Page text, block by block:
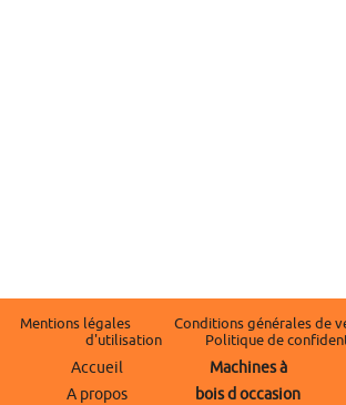
Mentions légales Conditions générales de
d'utilisation
Politique de
Accueil
A propos
Machines à
bois d occasion